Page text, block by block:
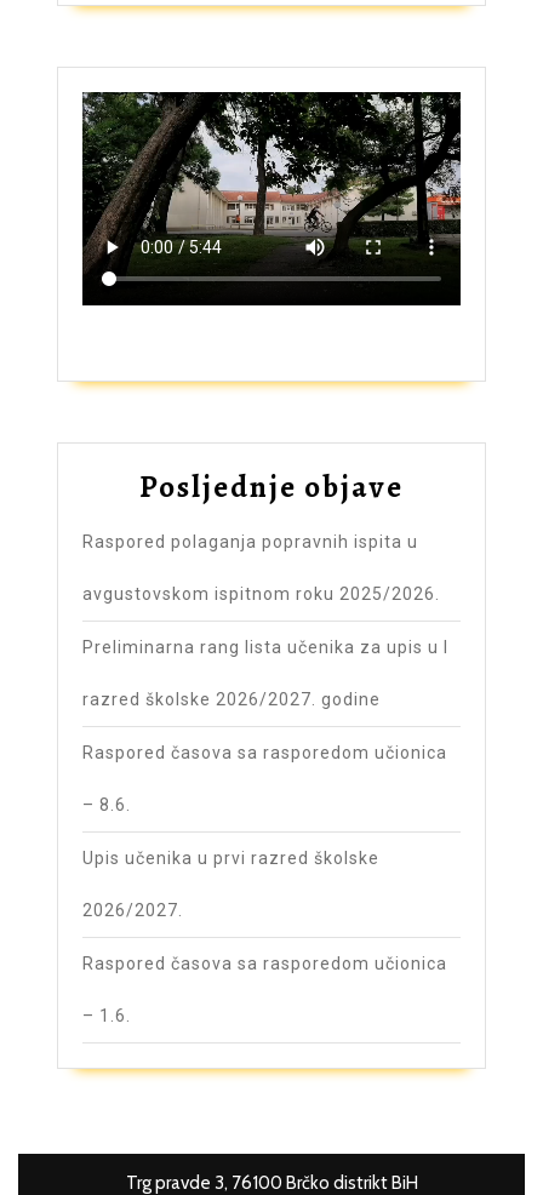
Posljednje objave
Raspored polaganja popravnih ispita u
avgustovskom ispitnom roku 2025/2026.
Preliminarna rang lista učenika za upis u I
razred školske 2026/2027. godine
Raspored časova sa rasporedom učionica
– 8.6.
Upis učenika u prvi razred školske
2026/2027.
Raspored časova sa rasporedom učionica
– 1.6.
Trg pravde 3, 76100 Brčko distrikt BiH